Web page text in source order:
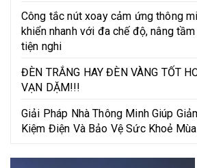
Công tắc nút xoay cảm ứng thông
khiển nhanh với đa chế độ, nâng
tiện nghi
ĐÈN TRẮNG HAY ĐÈN VÀNG TỐT
VẠN DẶM!!!
Giải Pháp Nhà Thông Minh Giúp
Kiệm Điện Và Bảo Vệ Sức Khoẻ